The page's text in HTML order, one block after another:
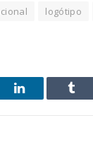
logótipo
LinkedIn